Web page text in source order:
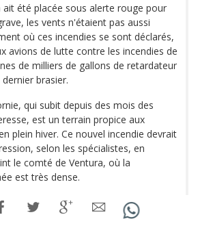
ait été placée sous alerte rouge pour
les vents n'étaient pas aussi
où ces incendies se sont déclarés,
avions de lutte contre les incendies de
de milliers de gallons de retardateur
brasier.
qui subit depuis des mois des
est un terrain propice aux
plein hiver. Ce nouvel incendie devrait
selon les spécialistes, en
le comté de Ventura, où la
est très dense.